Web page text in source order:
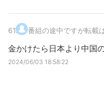
61. 番組の途中ですが転載
金かけたら日本より中国
2024/06/03 18:58:22